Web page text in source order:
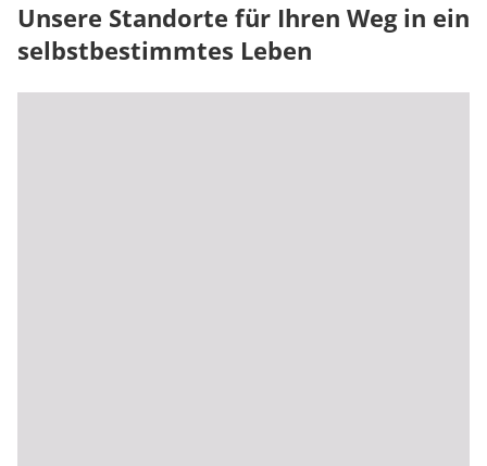
Unsere Standorte für Ihren Weg in ein
selbstbestimmtes Leben